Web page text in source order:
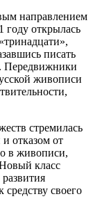
направлением
году открылась
писать
Передвижники
живописи
стремилась
отказом от
в живописи,
класс
средству своего